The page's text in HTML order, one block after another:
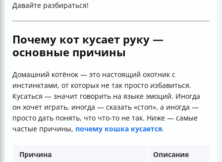
Давайте разбираться!
Почему кот кусает руку —
основные причины
Домашний котёнок — это настоящий охотник с
инстинктами, от которых не так просто избавиться.
Кусаться — значит говорить на языке эмоций. Иногда
он хочет играть, иногда — сказать «стоп», а иногда —
просто дать понять, что что-то не так. Ниже — самые
частые причины, почему кошка кусается.
Причина Описание